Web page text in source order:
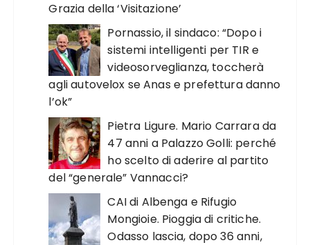
Grazia della ‘Visitazione’
Pornassio, il sindaco: “Dopo i
sistemi intelligenti per TIR e
videosorveglianza, toccherà
agli autovelox se Anas e prefettura danno
l’ok”
Pietra Ligure. Mario Carrara da
47 anni a Palazzo Golli: perché
ho scelto di aderire al partito
del “generale” Vannacci?
CAI di Albenga e Rifugio
Mongioie. Pioggia di critiche.
Odasso lascia, dopo 36 anni,